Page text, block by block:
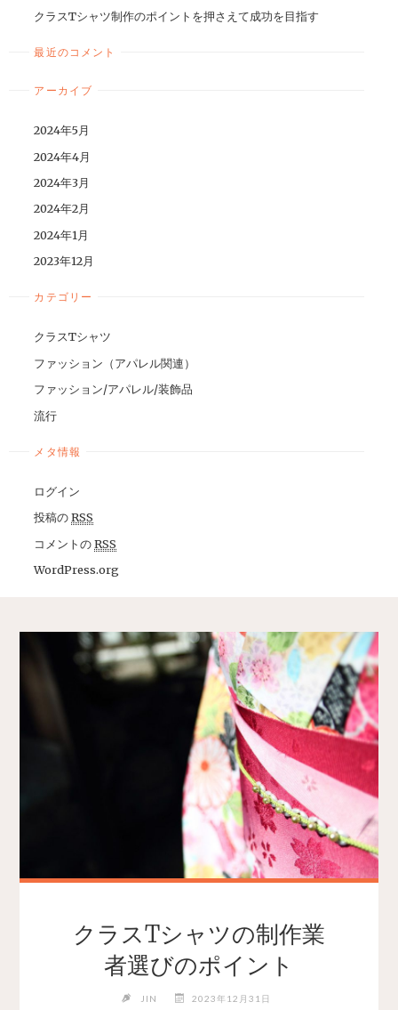
クラスTシャツ制作のポイントを押さえて成功を目指す
最近のコメント
アーカイブ
2024年5月
2024年4月
2024年3月
2024年2月
2024年1月
2023年12月
カテゴリー
クラスTシャツ
ファッション（アパレル関連）
ファッション/アパレル/装飾品
流行
メタ情報
ログイン
投稿のRSS
コメントのRSS
WordPress.org
クラスTシャツの制作業
者選びのポイント
JIN 2023年12月31日